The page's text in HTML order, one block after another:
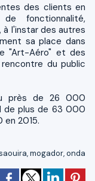
des clients en
fonctionnalité,
l'instar des autres
sa place dans
"Art-Aéro" et des
du public
près de 26 000
de plus de 63 000
2015.
,mogador,onda